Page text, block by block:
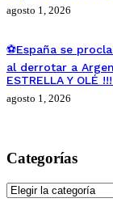
agosto 1, 2026
⚽España se
al derrotar a
ESTRELLA Y OLÉ
agosto 1, 2026
Categorías
Categorías